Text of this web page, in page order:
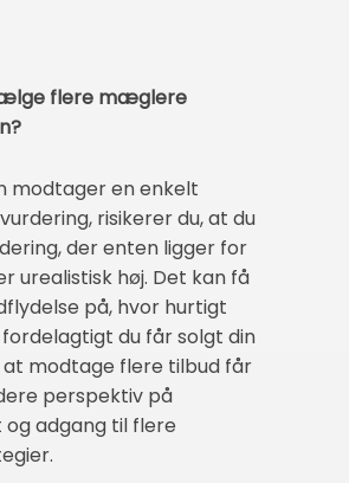
flere mæglere
modtager en enkelt
risikerer du, at du
der enten ligger for
urealistisk høj. Det kan få
på, hvor hurtigt
du får solgt din
at modtage flere tilbud får
perspektiv på
adgang til flere